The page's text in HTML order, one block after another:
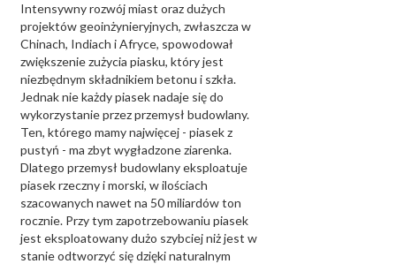
Intensywny rozwój miast oraz dużych
projektów geoinżynieryjnych, zwłaszcza w
Chinach, Indiach i Afryce, spowodował
zwiększenie zużycia piasku, który jest
niezbędnym składnikiem betonu i szkła.
Jednak nie każdy piasek nadaje się do
wykorzystanie przez przemysł budowlany.
Ten, którego mamy najwięcej - piasek z
pustyń - ma zbyt wygładzone ziarenka.
Dlatego przemysł budowlany eksploatuje
piasek rzeczny i morski, w ilościach
szacowanych nawet na 50 miliardów ton
rocznie. Przy tym zapotrzebowaniu piasek
jest eksploatowany dużo szybciej niż jest w
stanie odtworzyć się dzięki naturalnym